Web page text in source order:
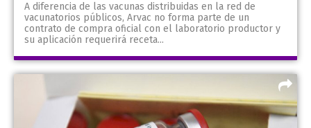
A diferencia de las vacunas distribuidas en la red de
vacunatorios públicos, Arvac no forma parte de un
contrato de compra oficial con el laboratorio productor y
su aplicación requerirá receta...